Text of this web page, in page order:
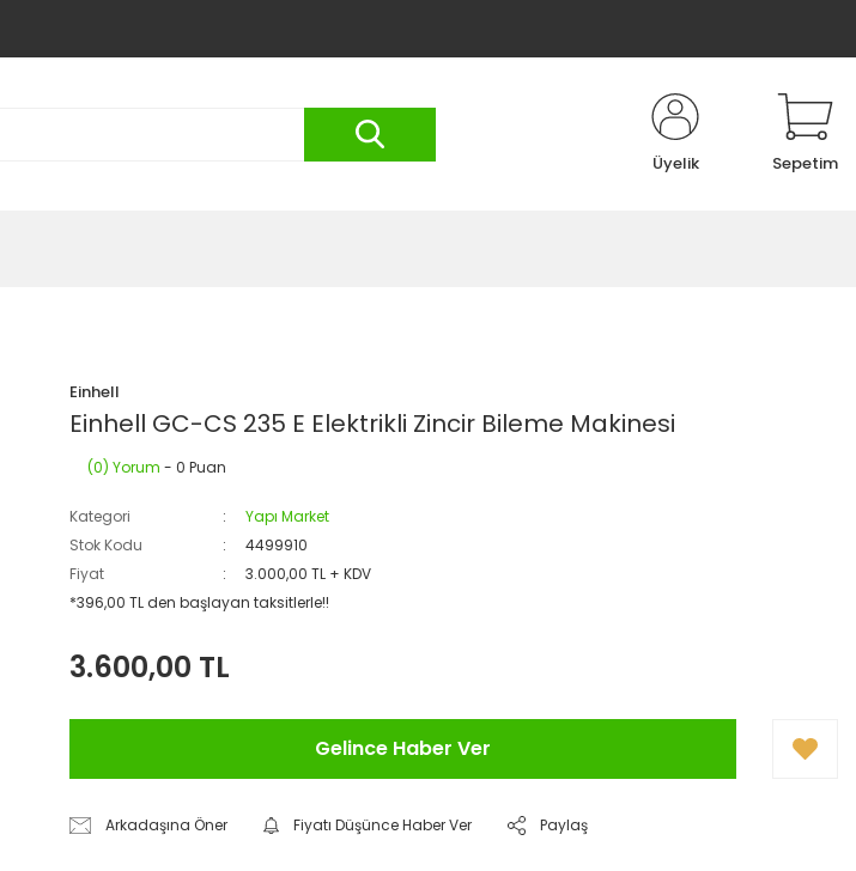
Üyelik Sepetim
Einhell
Einhell GC-CS 235 E Elektrikli Zincir Bileme Makinesi
(0) Yorum - 0 Puan
Kategori
Yapı Market
Stok Kodu
4499910
Fiyat
3.000,00 TL + KDV
*396,00 TL den başlayan taksitlerle!!
3.600,00 TL
Gelince Haber Ver
Arkadaşına Öner Fiyatı Düşünce Haber Ver Paylaş